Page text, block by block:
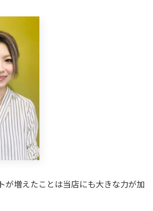
が増えたことは当店にも大きな力が加